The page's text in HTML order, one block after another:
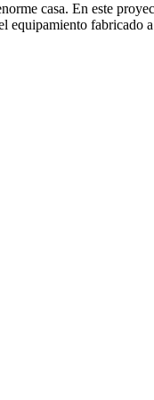
casa. En este
equipamiento